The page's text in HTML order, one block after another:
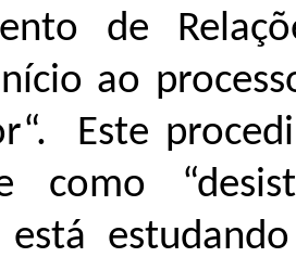
de
ao
Este
como
está